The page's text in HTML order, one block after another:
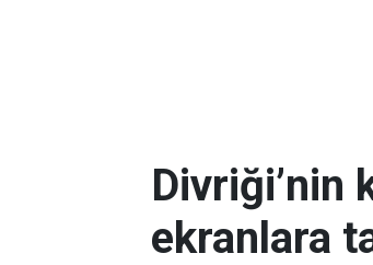
Divriği’nin
ekranlara